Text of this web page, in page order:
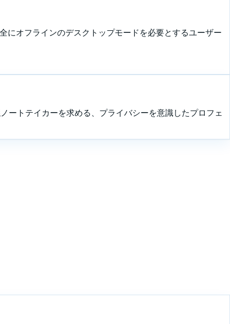
にオフラインのデスクトップモードを必要とするユーザー
ートテイカーを求める、プライバシーを意識したプロフェ